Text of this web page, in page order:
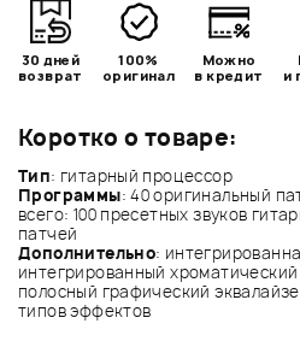
Коротко о товаре:
Тип: гитарный процессор
Программы: 40 оригинальный
всего: 100 пресетных звуков
патчей
Дополнительно:
интегрированный
полосный графический
типов эффектов
30 дней
возврат
100%
оригинал
Можно
в кредит
и